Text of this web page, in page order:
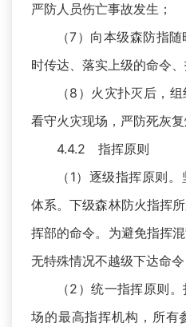
严防人员伤亡事故发生；
（7）向本级森防指
时传达、落实上级的命令、
（8）火灾扑灭后，
看守火灾现场，严防死灰复
4.4.2 指挥原则
（1）逐级指挥原则
体系。下级森林防火指挥
挥部的命令。为避免指挥
无特殊情况不越级下达命令
（2）统一指挥原则
场的最高指挥机构，所有